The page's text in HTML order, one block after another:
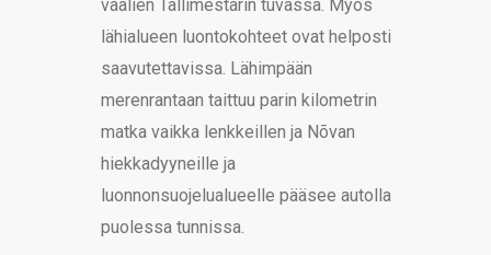
vaalien Tallimestarin tuvassa. Myös
lähialueen luontokohteet ovat helposti
saavutettavissa. Lähimpään
merenrantaan taittuu parin kilometrin
matka vaikka lenkkeillen ja Nõvan
hiekkadyyneille ja
luonnonsuojelualueelle pääsee autolla
puolessa tunnissa.